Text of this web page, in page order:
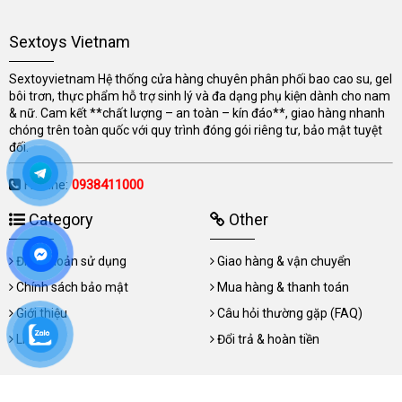
Sextoys Vietnam
Sextoyvietnam Hệ thống cửa hàng chuyên phân phối bao cao su, gel
bôi trơn, thực phẩm hỗ trợ sinh lý và đa dạng phụ kiện dành cho nam
& nữ. Cam kết **chất lượng – an toàn – kín đáo**, giao hàng nhanh
chóng trên toàn quốc với quy trình đóng gói riêng tư, bảo mật tuyệt
đối.
Hotline:0938411000
Category
Điều khoản sử dụng
Chính sách bảo mật
Giới thiệu
Liên hệ
Other
Giao hàng & vận chuyển
Mua hàng & thanh toán
Câu hỏi thường gặp (FAQ)
Đổi trả & hoàn tiền